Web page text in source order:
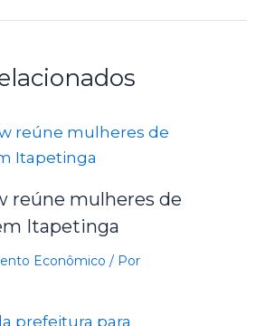
reúne mulheres de
Itapetinga
Econômico / Por